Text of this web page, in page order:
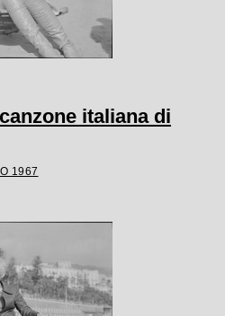
italiana di
1967